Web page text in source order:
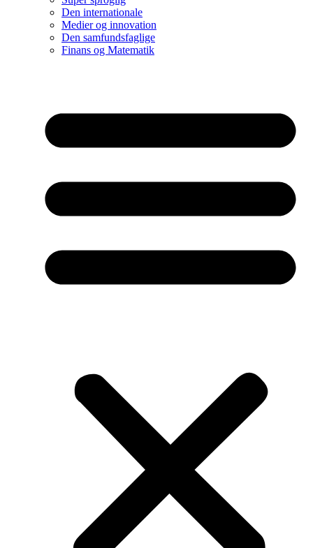
Den internationale
Medier og innovation
Den samfundsfaglige
Finans og Matematik